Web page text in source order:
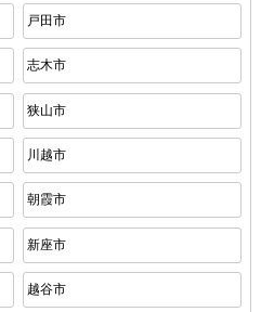
戸田市
志木市
狭山市
川越市
朝霞市
新座市
越谷市